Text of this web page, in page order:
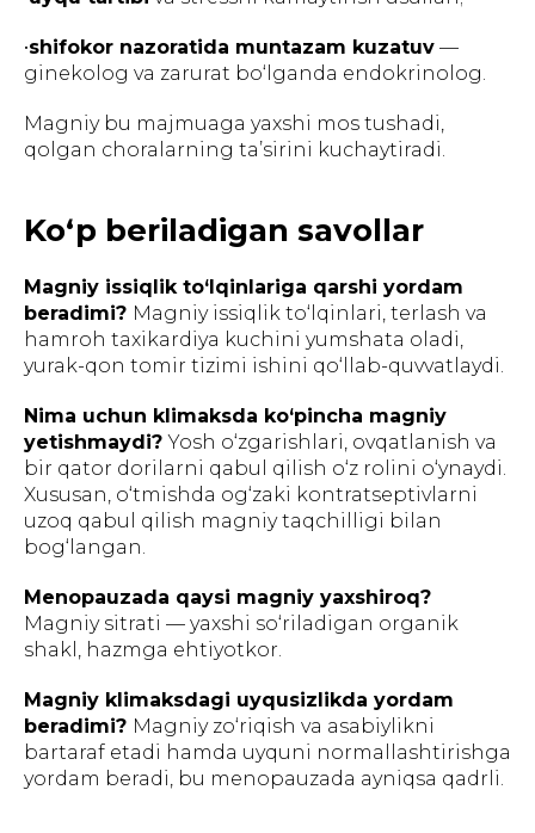
•shifokor nazoratida muntazam kuzatuv —
ginekolog va zarurat bo‘lganda endokrinolog.
Magniy bu majmuaga yaxshi mos tushadi,
qolgan choralarning ta’sirini kuchaytiradi.
Ko‘p beriladigan savollar
Magniy issiqlik to‘lqinlariga qarshi yordam
beradimi? Magniy issiqlik to‘lqinlari, terlash va
hamroh taxikardiya kuchini yumshata oladi,
yurak-qon tomir tizimi ishini qo‘llab-quvvatlaydi.
Nima uchun klimaksda ko‘pincha magniy
yetishmaydi?Yosh o‘zgarishlari, ovqatlanish va
bir qator dorilarni qabul qilish o‘z rolini o‘ynaydi.
Xususan, o‘tmishda og‘zaki kontratseptivlarni
uzoq qabul qilish magniy taqchilligi bilan
bog‘langan.
Menopauzada qaysi magniy yaxshiroq?
Magniy sitrati — yaxshi so‘riladigan organik
shakl, hazmga ehtiyotkor.
Magniy klimaksdagi uyqusizlikda yordam
beradimi? Magniy zo‘riqish va asabiylikni
bartaraf etadi hamda uyquni normallashtirishga
yordam beradi, bu menopauzada ayniqsa qadrli.
tibbiy maslahat hisoblanmaydi. Oziq-ovqat
qo'shimchalari dorilar emas. Ishlatishdan oldin
mutaxassis bilan maslahatlashish tavsiya
etiladi. «Inso Farm Deluxe» MChJ GREENWELL
brendining O'zbekiston Respublikasidagi
rasmiy distribyutori hisoblanadi.
Katalog
Foydalanuvchi
shartnomasi
Shaxsiy ma'lumotlarni qayta ishlash siyosati
himoyalangan.
Ishlab
chiqarish
Sotib
olish